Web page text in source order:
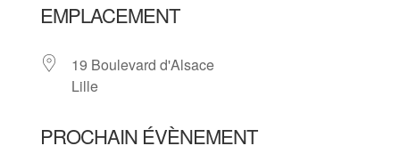
EMPLACEMENT
19 Boulevard d'Alsace
Lille
PROCHAIN ÉVÈNEMENT